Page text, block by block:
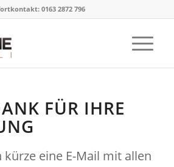
0163 2872 796
FÜR IHRE
kürze eine E-Mail mit allen